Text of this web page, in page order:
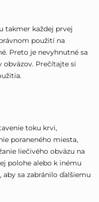
takmer každej prvej
použití na
Preto je nevyhnutné sa
Prečítajte si
toku krvi,
poraneného miesta,
liečivého obväzu na
polohe alebo k inému
sa zabránilo ďalšiemu